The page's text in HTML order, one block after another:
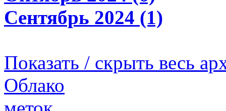
Сентябрь 2024 (1)
Показать / скрыть весь
Облако